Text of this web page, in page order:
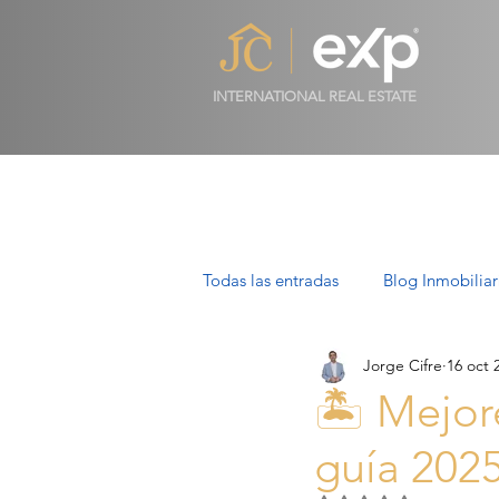
INTERNATIONAL REAL ESTATE
Todas las entradas Blog
Propiedades de Lujo en Mallorca
Villas en Mallorca: Lujo, Estilo
🏝️
guía
Jorge Cifre 16 oct